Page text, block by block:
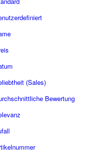
(Sales)
Bewertung